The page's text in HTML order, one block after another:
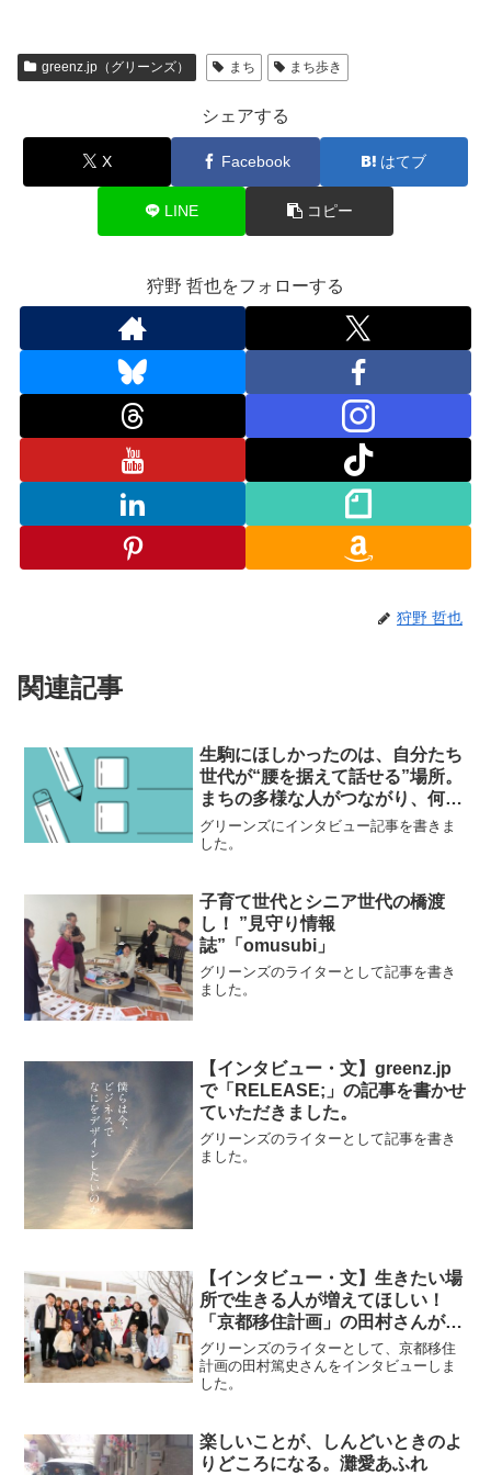
greenz.jp（グリーンズ） まち まち歩き
シェアする
X Facebook はてブ
LINE コピー
狩野 哲也をフォローする
狩野 哲也
関連記事
生駒にほしかったのは、自分たち
世代が“腰を据えて話せる”場所。
まちの多様な人がつながり、何か
が生まれ続けるカフェ
「Kininalu」
グリーンズにインタビュー記事を書きま
した。
子育て世代とシニア世代の橋渡
し！ ”見守り情報
誌”「omusubi」
グリーンズのライターとして記事を書き
ました。
【インタビュー・文】greenz.jp
で「RELEASE;」の記事を書かせ
ていただきました。
グリーンズのライターとして記事を書き
ました。
【インタビュー・文】生きたい場
所で生きる人が増えてほしい！
「京都移住計画」の田村さんが考
える、移住者の奪い合いではない
未来
グリーンズのライターとして、京都移住
計画の田村篤史さんをインタビューしま
した。
楽しいことが、しんどいときのよ
りどころになる。灘愛あふれ